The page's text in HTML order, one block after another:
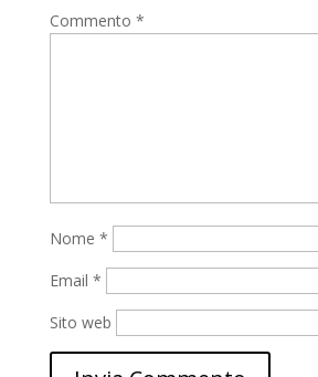
Commento *
Nome *
Email *
Sito web